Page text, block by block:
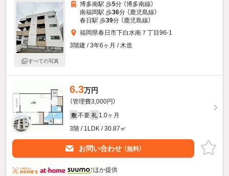
すべての写真
博多南駅 歩5分 （博多南線）
南福岡駅 歩36分 （鹿児島線）
春日駅 歩39分 （鹿児島線）
福岡県春日市下白水南７丁目96-1
3階建 / 3年6ヶ月 / 木造
6.3万円
（管理費3,000円）
敷 不要 礼 1.0ヶ月
3階 / 1LDK / 30.87㎡
お問い合わせ （無料）
ほか提供